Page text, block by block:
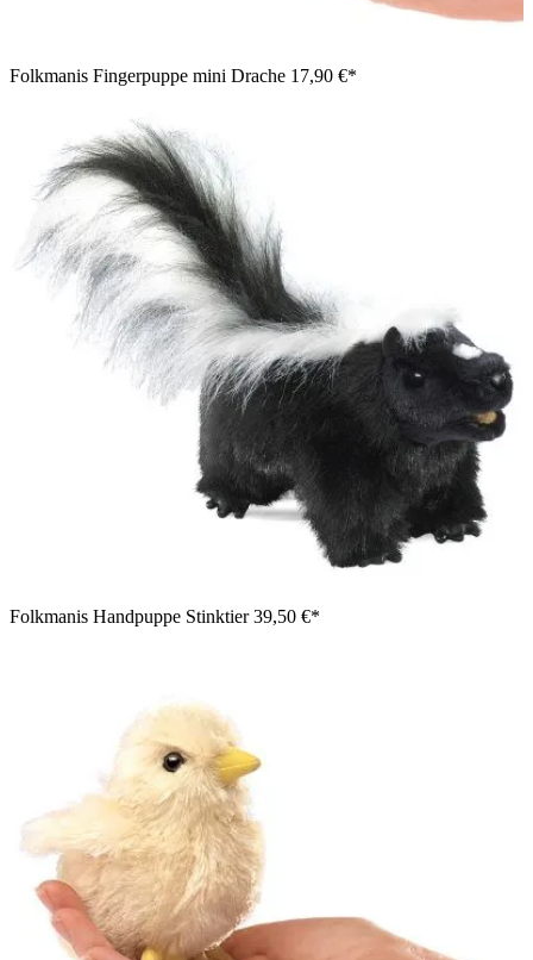
Folkmanis Fingerpuppe mini Drache 17,90 €*
Folkmanis Handpuppe Stinktier39,50 €*